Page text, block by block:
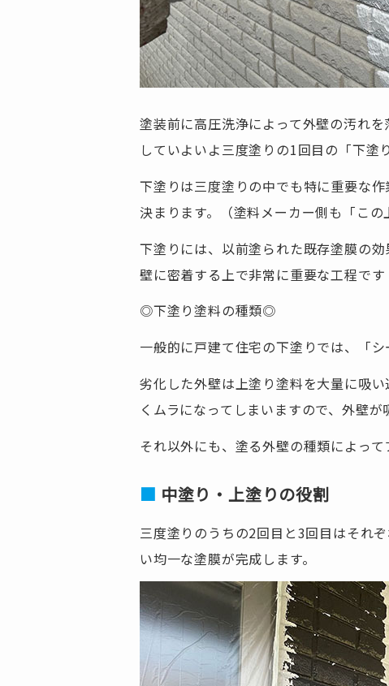
塗装前に高圧洗浄によって外壁の汚れ
していよいよ三度塗りの1回目の「下塗
下塗りは三度塗りの中でも特に重要な
決まります。（塗料メーカー側も「こ
下塗りには、以前塗られた既存塗膜の
壁に密着する上で非常に重要な工程です
◎下塗り塗料の種類◎
一般的に戸建て住宅の下塗りでは、「
劣化した外壁は上塗り塗料を大量に吸
くムラになってしまいますので、外壁
それ以外にも、塗る外壁の種類によっ
中塗り・上塗りの役割
三度塗りのうちの2回目と3回目はそれ
い均一な塗膜が完成します。